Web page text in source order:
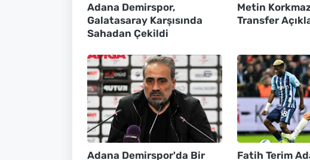
Adana Demirspor,
Galatasaray Karşısında
Sahadan Çekildi
Metin
Transfer
Adana Demirspor'da Bir Fatih Terim